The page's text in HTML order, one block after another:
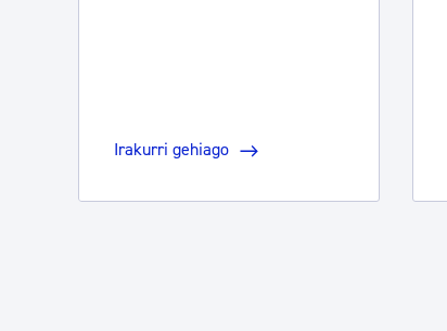
Irakurri gehiago